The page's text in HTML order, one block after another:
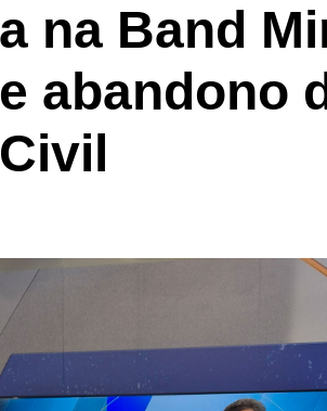
na Band
abandono
Civil